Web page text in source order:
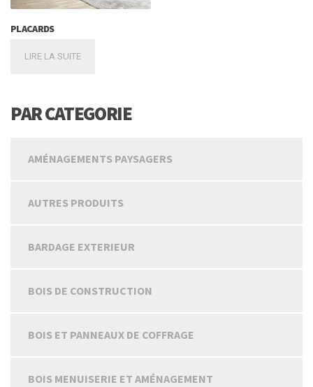
PLACARDS
LIRE LA SUITE
PAR CATEGORIE
AMÉNAGEMENTS PAYSAGERS
AUTRES PRODUITS
BARDAGE EXTERIEUR
BOIS DE CONSTRUCTION
BOIS ET PANNEAUX DE COFFRAGE
BOIS MENUISERIE ET AMÉNAGEMENT